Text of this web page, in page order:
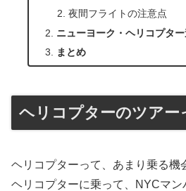
夜間フライトの注意点
ニューヨーク・ヘリコプタ
まとめ
ヘリコプターのツアー
ヘリコプターって、あまり乗る機
ヘリコプターに乗って、NYCマ